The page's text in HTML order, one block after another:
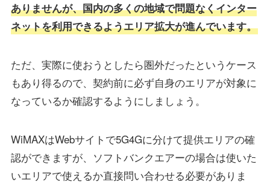
ありませんが、国内の多くの地域で問題なくインター
ネットを利用できるようエリア拡大が進んでいます。
ただ、実際に使おうとしたら圏外だったというケース
もあり得るので、契約前に必ず自身のエリアが対象に
なっているか確認するようにしましょう。
WiMAXはWebサイトで5G4Gに分けて提供エリアの確
認ができますが、ソフトバンクエアーの場合は使いた
いエリアで使えるか直接問い合わせる必要がありま